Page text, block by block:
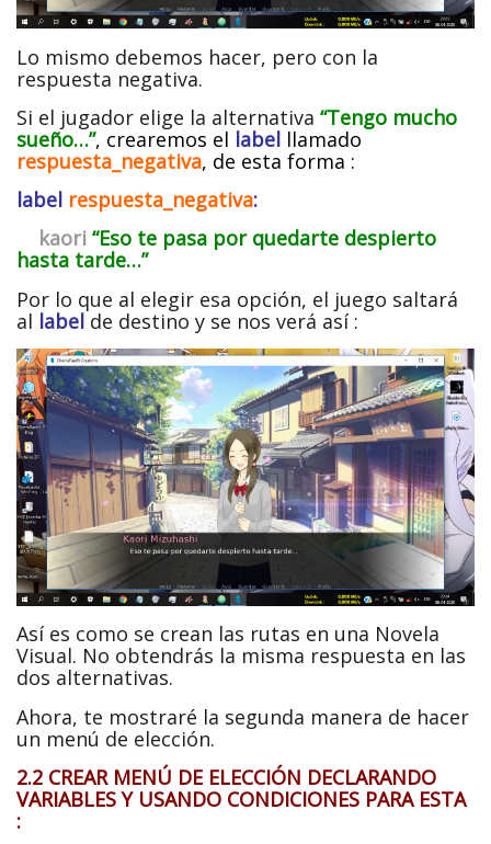
Lo mismo debemos hacer, pero con la
respuesta negativa.
Si el jugador elige la alternativa “Tengo mucho
sueño…”, crearemos el label llamado
respuesta_negativa, de esta forma :
label respuesta_negativa:
kaori “Eso te pasa por quedarte despierto
hasta tarde…”
Por lo que al elegir esa opción, el juego saltará
al label de destino y se nos verá así :
Así es como se crean las rutas en una Novela
Visual. No obtendrás la misma respuesta en las
dos alternativas.
Ahora, te mostraré la segunda manera de hacer
un menú de elección.
2.2 CREAR MENÚ DE ELECCIÓN DECLARANDO
VARIABLES Y USANDO CONDICIONES PARA ESTA
: